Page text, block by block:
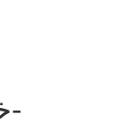
H7465-خشب الساج-